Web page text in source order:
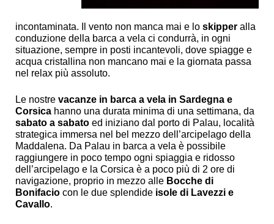
incontaminata. Il vento non manca mai e lo skipper alla
conduzione della barca a vela ci condurrà, in ogni
situazione, sempre in posti incantevoli, dove spiagge e
acqua cristallina non mancano mai e la giornata passa
nel relax più assoluto.
Le nostre vacanze in barca a vela in Sardegna e
Corsica hanno una durata minima di una settimana, da
sabato a sabato ed iniziano dal porto di Palau, località
strategica immersa nel bel mezzo dell’arcipelago della
Maddalena. Da Palau in barca a vela è possibile
raggiungere in poco tempo ogni spiaggia e ridosso
dell’arcipelago e la Corsica è a poco più di 2 ore di
navigazione, proprio in mezzo alle Bocche di
Bonifacio con le due splendide isole di Lavezzi e
Cavallo.